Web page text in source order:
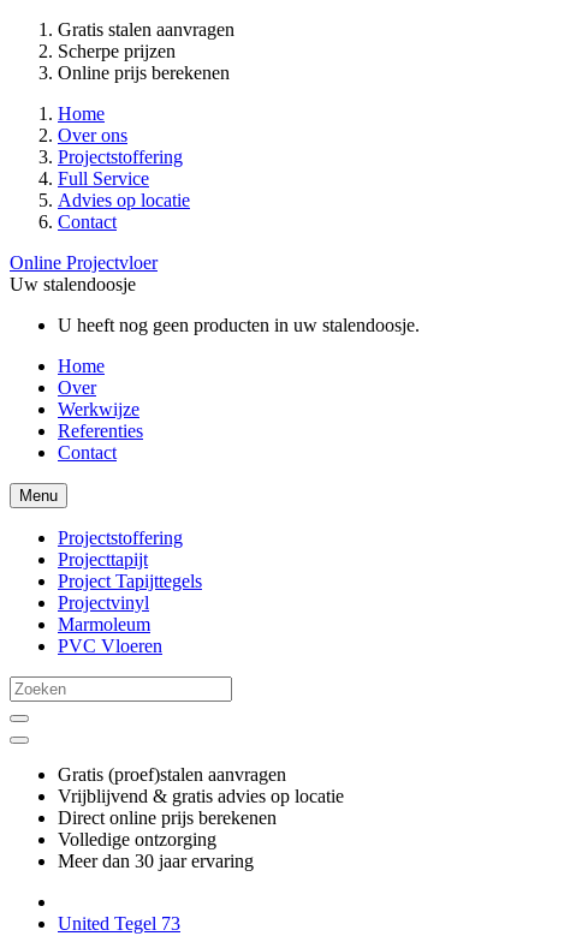
Gratis stalen aanvragen
Scherpe prijzen
Online prijs berekenen
Home
Over ons
Projectstoffering
Full Service
Advies op locatie
Contact
Online Projectvloer
Uw stalendoosje
U heeft nog geen producten in uw stalendoosje.
Home
Over
Werkwijze
Referenties
Contact
Menu
Projectstoffering
Projecttapijt
Project Tapijttegels
Projectvinyl
Marmoleum
PVC Vloeren
Gratis (proef)stalen aanvragen
Vrijblijvend & gratis advies op locatie
Direct online prijs berekenen
Volledige ontzorging
Meer dan 30 jaar ervaring
United Tegel 73